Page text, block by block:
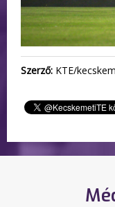
Szerző: KTE/